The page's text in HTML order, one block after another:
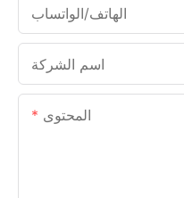
الهاتف/الواتساب
اسم الشركة
المحتوى